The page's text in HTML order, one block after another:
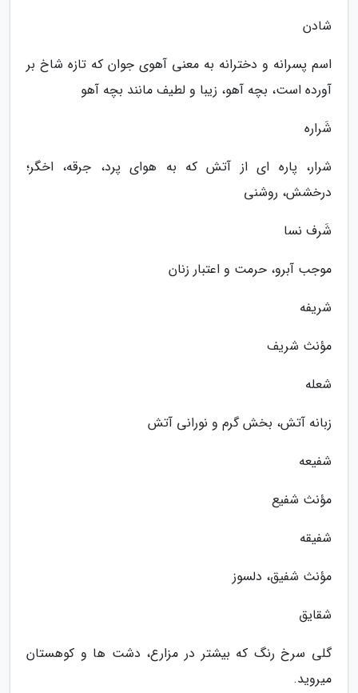
شادن
اسم پسرانه و دخترانه به معنی آهوی جوان که تازه شاخ بر
آورده است، بچه آهو، زیبا و لطیف مانند بچه آهو
شَراره
شرار، پاره ای از آتش که به هوای پرد، جرقه، اخگر؛
درخشش، روشنی
شَرف نسا
موجب آبرو، حرمت و اعتبار زنان
شریفه
مؤنث شریف
شعله
زبانه آتش، بخش گرم و نورانی آتش
شفیعه
مؤنث شفیع
شفیقه
مؤنث شفیق، دلسوز
شقایق
گلی سرخ رنگ که بیشتر در مزارع، دشت ها و کوهستان
میروید.